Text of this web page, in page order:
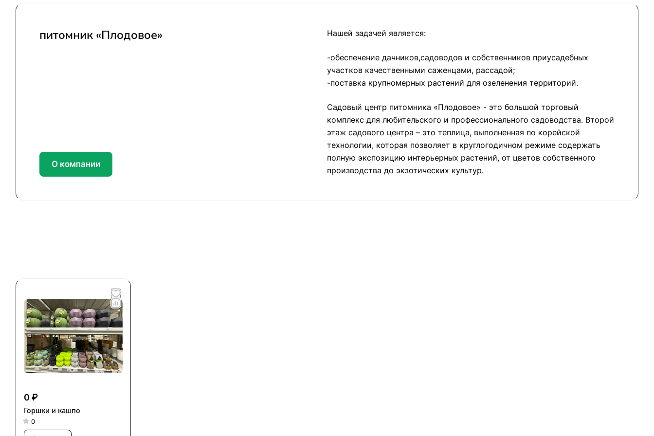
питомник «Плодовое» Нашей задачей является:
-обеспечение дачников,садоводов и собственников приусадебных
участков качественными саженцами, рассадой;
-поставка крупномерных растений для озеленения территорий.
Садовый центр питомника «Плодовое» - это большой торговый
комплекс для любительского и профессионального садоводства. Второй
этаж садового центра – это теплица, выполненная по корейской
технологии, которая позволяет в круглогодичном режиме содержать
полную экспозицию интерьерных растений, от цветов собственного
производства до экзотических культур.
О компании
0 ₽
Горшки и кашпо
0